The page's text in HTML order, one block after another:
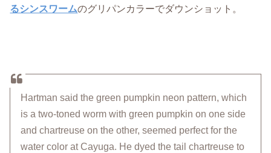
るシンスワームのグリパンカラーでダウンショット。
Hartman said the green pumpkin neon pattern, which
is a two-toned worm with green pumpkin on one side
and chartreuse on the other, seemed perfect for the
water color at Cayuga. He dyed the tail chartreuse to